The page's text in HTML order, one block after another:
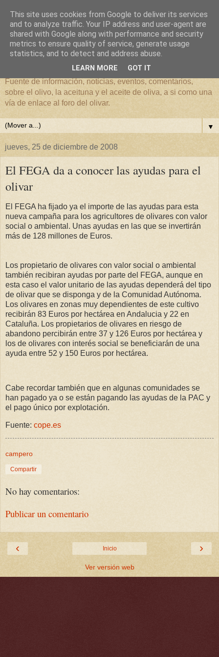
El mundo del Olivar
Fuente de información, noticias, eventos, comentarios,
sobre el olivo, la aceituna y el aceite de oliva, a si como una
vía de enlace al foro del olivar.
▼
jueves, 25 de diciembre de 2008
El FEGA da a conocer las ayudas para el
olivar
El FEGA ha fijado ya el importe de las ayudas para esta
nueva campaña para los agricultores de olivares con valor
social o ambiental. Unas ayudas en las que se invertirán
más de 128 millones de Euros.
Los propietario de olivares con valor social o ambiental
también recibiran ayudas por parte del FEGA, aunque en
esta caso el valor unitario de las ayudas dependerá del tipo
de olivar que se disponga y de la Comunidad Autónoma.
Los olivares en zonas muy dependientes de este cultivo
recibirán 83 Euros por hectárea en Andalucia y 22 en
Cataluña. Los propietarios de olivares en riesgo de
abandono percibirán entre 37 y 126 Euros por hectárea y
los de olivares con interés social se beneficiarán de una
ayuda entre 52 y 150 Euros por hectárea.
Cabe recordar también que en algunas comunidades se
han pagado ya o se están pagando las ayudas de la PAC y
el pago único por explotación.
Fuente: cope.es
campero
Compartir
No hay comentarios:
Publicar un comentario
‹ ›
Inicio
Ver versión web
This site uses cookies from Google to deliver its services
and to analyze traffic. Your IP address and user-agent are
shared with Google along with performance and security
metrics to ensure quality of service, generate usage
statistics, and to detect and address abuse.
LEARN MORE GOT IT